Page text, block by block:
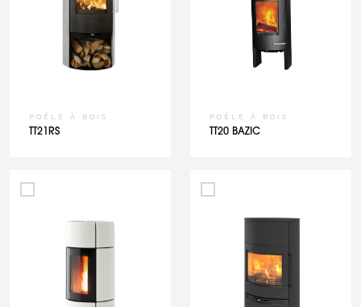
POÊLE À BOIS
TT21RS
POÊLE À BOIS
TT20 BAZIC